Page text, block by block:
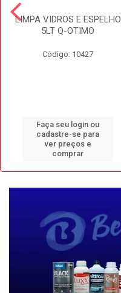
LIMPA VIDROS E ESPELHO
5LT Q-OTIMO
Código: 10427
Faça seu login ou
cadastre-se para
ver preços e
comprar